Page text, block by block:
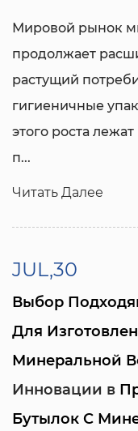
Мировой рынок
продолжает
растущий
гигиеничные
этого роста
п...
Читать Далее
JUL,30
Выбор
Для
Минеральной
Инновации в
Бутылок С